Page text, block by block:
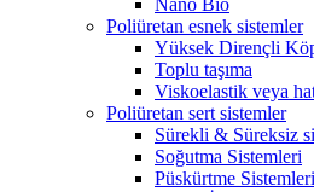
Nano Bio
Poliüretan esnek sistemler
Yüksek Dirençli
Toplu taşıma
Viskoelastik veya
Poliüretan sert sistemler
Sürekli & Süreksiz
Soğutma Sistemleri
Püskürtme Sistemleri